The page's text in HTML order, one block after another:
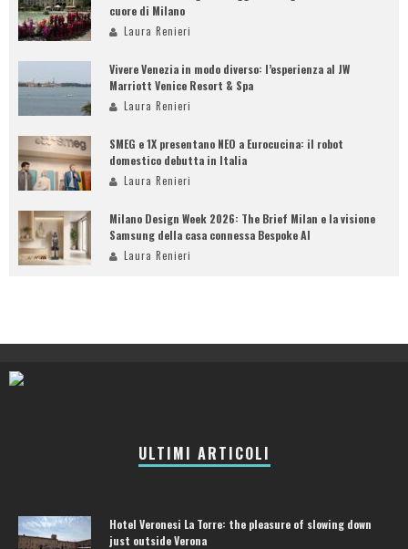
cuore di Milano
Laura Renieri
Vivere Venezia in modo diverso: l’esperienza al JW
Marriott Venice Resort & Spa
Laura Renieri
SMEG e 1X presentano NEO a Eurocucina: il robot
domestico debutta in Italia
Laura Renieri
Milano Design Week 2026: The Brief Milan e la visione
Samsung della casa connessa Bespoke AI
Laura Renieri
ULTIMI ARTICOLI
Hotel Veronesi La Torre: the pleasure of slowing down
just outside Verona